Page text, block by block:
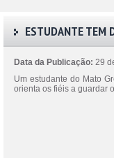
ESTUDANTE TEM
Data da Publicação: 29
Um estudante do Mato
orienta os fiéis a guardar